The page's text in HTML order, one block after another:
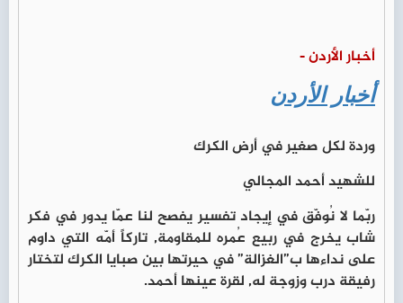
أخبار الأردن -
أخبار الأردن
وردة لكل صغير في أرض الكرك
للشهيد أحمد المجالي
ربّما لا نُوفّق في إيجاد تفسير يفصح لنا عمّا يدور في فكر
شاب يخرج في ربيع عُمره للمقاومة, تاركاً أمّه التي داوم
على نداءها ب”الغزالة” في حيرتها بين صبايا الكرك لتختار
رفيقة درب وزوجة له, لقرة عينها أحمد.